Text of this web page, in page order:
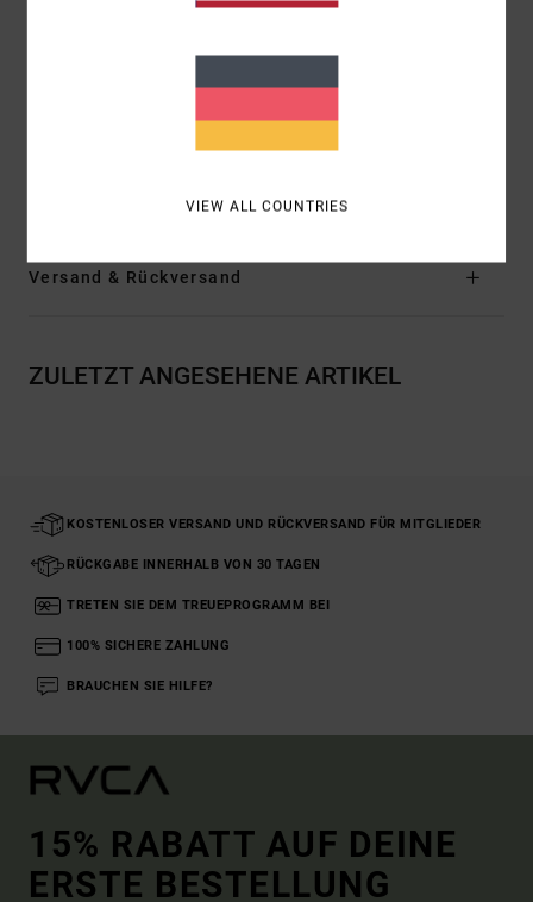
Knopfverschluss
Versand & Rückversand
ZULETZT ANGESEHENE ARTIKEL
KOSTENLOSER VERSAND UND RÜCKVERSAND FÜR MITGLIEDER
RÜCKGABE INNERHALB VON 30 TAGEN
TRETEN SIE DEM TREUEPROGRAMM BEI
100% SICHERE ZAHLUNG
BRAUCHEN SIE HILFE?
15% RABATT AUF DEINE
ERSTE BESTELLUNG
VIEW ALL COUNTRIES